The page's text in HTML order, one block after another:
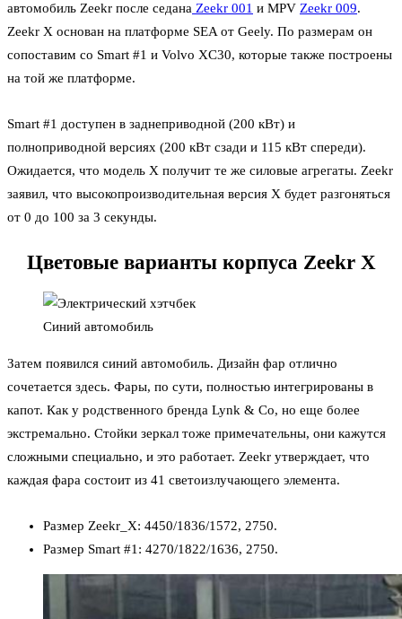
автомобиль Zeekr после седана Zeekr 001 и MPV Zeekr 009.
Zeekr X основан на платформе SEA от Geely. По размерам он
сопоставим со Smart #1 и Volvo XC30, которые также построены
на той же платформе.
Smart #1 доступен в заднеприводной (200 кВт) и
полноприводной версиях (200 кВт сзади и 115 кВт спереди).
Ожидается, что модель X получит те же силовые агрегаты. Zeekr
заявил, что высокопроизводительная версия X будет разгоняться
от 0 до 100 за 3 секунды.
Цветовые варианты корпуса Zeekr X
Синий автомобиль
Затем появился синий автомобиль. Дизайн фар отлично
сочетается здесь. Фары, по сути, полностью интегрированы в
капот. Как у родственного бренда Lynk & Co, но еще более
экстремально. Стойки зеркал тоже примечательны, они кажутся
сложными специально, и это работает. Zeekr утверждает, что
каждая фара состоит из 41 светоизлучающего элемента.
Размер Zeekr_X: 4450/1836/1572, 2750.
Размер Smart #1: 4270/1822/1636, 2750.